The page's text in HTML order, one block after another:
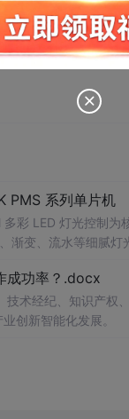
PMS 系列单片机
渐变、流水等细腻灯
成功率？.docx
术经纪、知识产权
创新智能化发展。